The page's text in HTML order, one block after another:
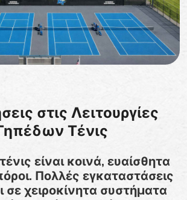
στις Λειτουργίες
Τένις
είναι κοινά, ευαίσθητα
Πολλές εγκαταστάσεις
σε χειροκίνητα συστήματα